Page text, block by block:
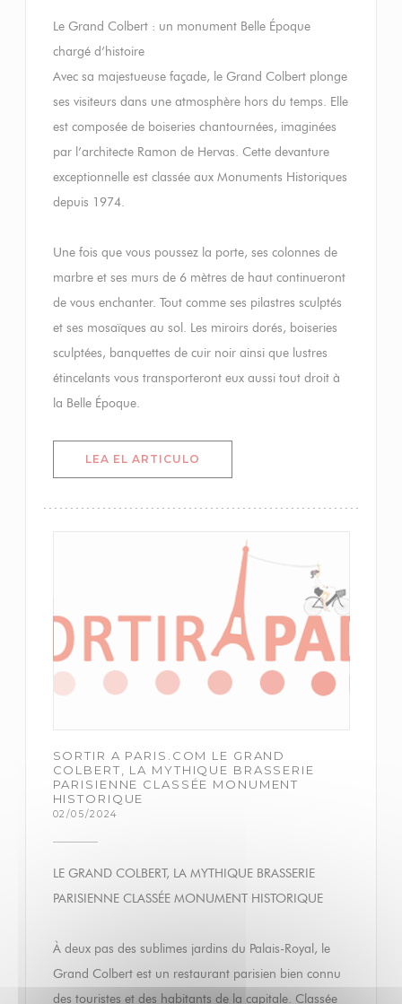
Le Grand Colbert : un monument Belle Époque
chargé d’histoire
Avec sa majestueuse façade, le Grand Colbert plonge
ses visiteurs dans une atmosphère hors du temps. Elle
est composée de boiseries chantournées, imaginées
par l’architecte Ramon de Hervas. Cette devanture
exceptionnelle est classée aux Monuments Historiques
depuis 1974.
Une fois que vous poussez la porte, ses colonnes de
marbre et ses murs de 6 mètres de haut continueront
de vous enchanter. Tout comme ses pilastres sculptés
et ses mosaïques au sol. Les miroirs dorés, boiseries
sculptées, banquettes de cuir noir ainsi que lustres
étincelants vous transporteront eux aussi tout droit à
la Belle Époque.
LEA EL ARTICULO
SORTIR A PARIS.COM LE GRAND
COLBERT, LA MYTHIQUE BRASSERIE
PARISIENNE CLASSÉE MONUMENT
HISTORIQUE
02/05/2024
LE GRAND COLBERT, LA MYTHIQUE BRASSERIE
PARISIENNE CLASSÉE MONUMENT HISTORIQUE
À deux pas des sublimes jardins du Palais-Royal, le
Grand Colbert est un restaurant parisien bien connu
des touristes et des habitants de la capitale. Classée